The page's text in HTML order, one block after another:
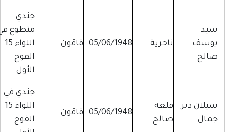
جندي
متطوع في
اللواء 15
الفوج
الأول
قاقون 05/06/1948 ناحرية
سيد
يوسف
صالح
جندي في
اللواء 15
الفوج
قاقون 05/06/1948
قلعة
صالح
سيلان دير
جمال